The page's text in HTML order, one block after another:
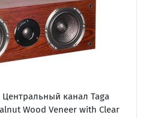
канал Taga
Wood Veneer with Clear